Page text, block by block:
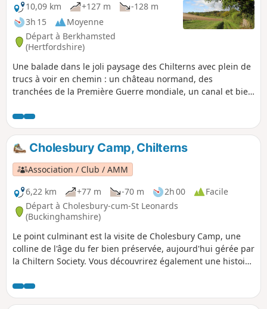
10,09 km
+127 m
-128 m
3h 15
Moyenne
Départ à Berkhamsted
(Hertfordshire)
Une balade dans le joli paysage des Chilterns avec plein de
trucs à voir en chemin : un château normand, des
tranchées de la Première Guerre mondiale, un canal et bien
Cholesbury Camp, Chilterns
Association / Club / AMM
6,22 km
+77 m -70 m 2h 00
Facile
Départ à Cholesbury-cum-St Leonards
(Buckinghamshire)
Le point culminant est la visite de Cholesbury Camp, une
colline de l'âge du fer bien préservée, aujourd'hui gérée par
la Chiltern Society. Vous découvrirez également une histoire
vicaire généreux et un héros local qui a participé à la
bataille de Trafalgar.